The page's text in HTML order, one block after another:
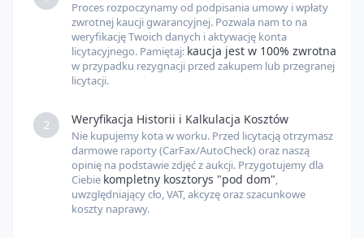
USD PLN
EUR PLN
Proces rozpoczynamy od podpisania umowy i wpłaty
zwrotnej kaucji gwarancyjnej. Pozwala nam to na
weryfikację Twoich danych i aktywację konta
licytacyjnego. Pamiętaj: kaucja jest w 100% zwrotna
w przypadku rezygnacji przed zakupem lub przegranej
licytacji.
2 Weryfikacja Historii i Kalkulacja Kosztów
Nie kupujemy kota w worku. Przed licytacją otrzymasz
darmowe raporty (CarFax/AutoCheck) oraz naszą
opinię na podstawie zdjęć z aukcji. Przygotujemy dla
Ciebie kompletny kosztorys "pod dom",
uwzględniający cło, VAT, akcyzę oraz szacunkowe
koszty naprawy.